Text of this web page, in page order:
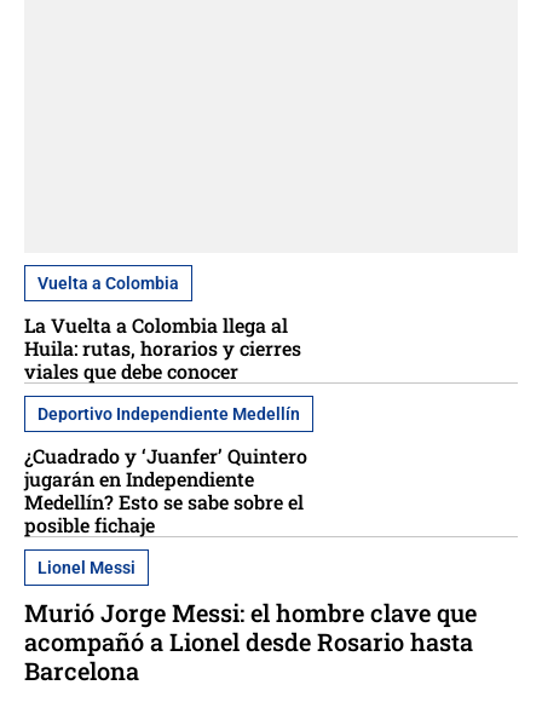
Vuelta a Colombia
La Vuelta a Colombia llega al
Huila: rutas, horarios y cierres
viales que debe conocer
Deportivo Independiente Medellín
¿Cuadrado y ‘Juanfer’ Quintero
jugarán en Independiente
Medellín? Esto se sabe sobre el
posible fichaje
Lionel Messi
Murió Jorge Messi: el hombre clave que
acompañó a Lionel desde Rosario hasta
Barcelona